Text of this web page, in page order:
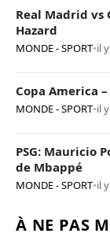
Real Madrid vs
Hazard
MONDE - SPORT•il
Copa America
MONDE - SPORT•il
PSG: Mauricio
de Mbappé
MONDE - SPORT•il
À NE PAS